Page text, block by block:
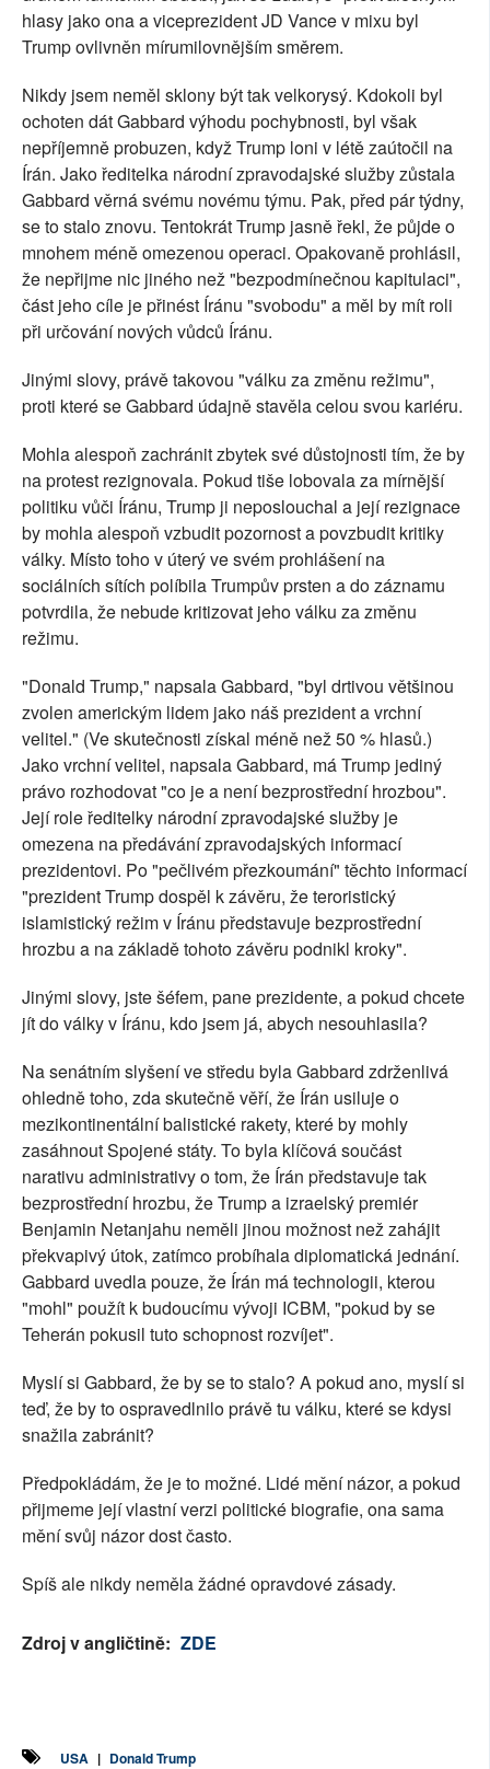
hlasy jako ona a viceprezident JD Vance v mixu byl
Trump ovlivněn mírumilovnějším směrem.
Nikdy jsem neměl sklony být tak velkorysý. Kdokoli byl
ochoten dát Gabbard výhodu pochybnosti, byl však
nepříjemně probuzen, když Trump loni v létě zaútočil na
Írán. Jako ředitelka národní zpravodajské služby zůstala
Gabbard věrná svému novému týmu. Pak, před pár týdny,
se to stalo znovu. Tentokrát Trump jasně řekl, že půjde o
mnohem méně omezenou operaci. Opakovaně prohlásil,
že nepřijme nic jiného než "bezpodmínečnou kapitulaci",
část jeho cíle je přinést Íránu "svobodu" a měl by mít roli
při určování nových vůdců Íránu.
Jinými slovy, právě takovou "válku za změnu režimu",
proti které se Gabbard údajně stavěla celou svou kariéru.
Mohla alespoň zachránit zbytek své důstojnosti tím, že by
na protest rezignovala. Pokud tiše lobovala za mírnější
politiku vůči Íránu, Trump ji neposlouchal a její rezignace
by mohla alespoň vzbudit pozornost a povzbudit kritiky
války. Místo toho v úterý ve svém prohlášení na
sociálních sítích políbila Trumpův prsten a do záznamu
potvrdila, že nebude kritizovat jeho válku za změnu
režimu.
"Donald Trump," napsala Gabbard, "byl drtivou většinou
zvolen americkým lidem jako náš prezident a vrchní
velitel." (Ve skutečnosti získal méně než 50 % hlasů.)
Jako vrchní velitel, napsala Gabbard, má Trump jediný
právo rozhodovat "co je a není bezprostřední hrozbou".
Její role ředitelky národní zpravodajské služby je
omezena na předávání zpravodajských informací
prezidentovi. Po "pečlivém přezkoumání" těchto informací
"prezident Trump dospěl k závěru, že teroristický
islamistický režim v Íránu představuje bezprostřední
hrozbu a na základě tohoto závěru podnikl kroky".
Jinými slovy, jste šéfem, pane prezidente, a pokud chcete
jít do války v Íránu, kdo jsem já, abych nesouhlasila?
Na senátním slyšení ve středu byla Gabbard zdrženlivá
ohledně toho, zda skutečně věří, že Írán usiluje o
mezikontinentální balistické rakety, které by mohly
zasáhnout Spojené státy. To byla klíčová součást
narativu administrativy o tom, že Írán představuje tak
bezprostřední hrozbu, že Trump a izraelský premiér
Benjamin Netanjahu neměli jinou možnost než zahájit
překvapivý útok, zatímco probíhala diplomatická jednání.
Gabbard uvedla pouze, že Írán má technologii, kterou
"mohl" použít k budoucímu vývoji ICBM, "pokud by se
Teherán pokusil tuto schopnost rozvíjet".
Myslí si Gabbard, že by se to stalo? A pokud ano, myslí si
teď, že by to ospravedlnilo právě tu válku, které se kdysi
snažila zabránit?
Předpokládám, že je to možné. Lidé mění názor, a pokud
přijmeme její vlastní verzi politické biografie, ona sama
mění svůj názor dost často.
Spíš ale nikdy neměla žádné opravdové zásady.
Zdroj v angličtině: ZDE
USA | Donald Trump